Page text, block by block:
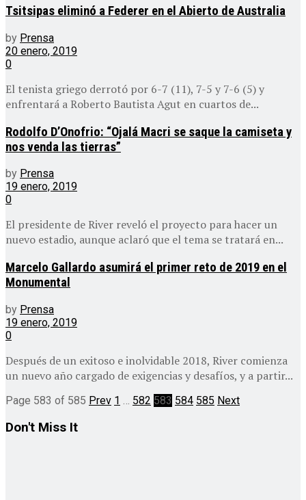
Tsitsipas eliminó a Federer en el Abierto de Australia
by Prensa
20 enero, 2019
0
El tenista griego derrotó por 6-7 (11), 7-5 y 7-6 (5) y
enfrentará a Roberto Bautista Agut en cuartos de...
Rodolfo D’Onofrio: “Ojalá Macri se saque la camiseta y
nos venda las tierras”
by Prensa
19 enero, 2019
0
El presidente de River reveló el proyecto para hacer un
nuevo estadio, aunque aclaró que el tema se tratará en...
Marcelo Gallardo asumirá el primer reto de 2019 en el
Monumental
by Prensa
19 enero, 2019
0
Después de un exitoso e inolvidable 2018, River comienza
un nuevo año cargado de exigencias y desafíos, y a partir...
Page 583 of 585 Prev 1 582 583 584 585 Next
Don't Miss It